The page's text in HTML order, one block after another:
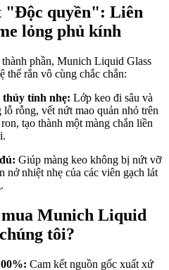
"Độc quyền": Liên
lỏng phủ kính
phần, Munich Liquid Glass
thể rắn vô cùng chắc chắn:
thủy tính nhẹ: Lớp keo đi sâu và
rỗng, vết nứt mao quản nhỏ trên
tạo thành một màng chắn liền
Giúp màng keo không bị nứt vỡ
nở nhiệt nhẹ của các viên gạch lát
mua Munich Liquid
tôi?
Cam kết nguồn gốc xuất xứ